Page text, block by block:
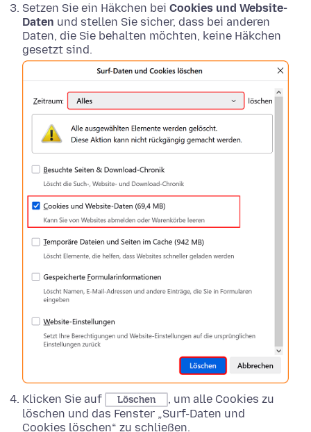
Setzen Sie ein Häkchen bei Cookies und Website-
Daten und stellen Sie sicher, dass bei anderen
Daten, die Sie behalten möchten, keine Häkchen
gesetzt sind.
Klicken Sie auf Löschen
, um alle Cookies zu
löschen und das Fenster „Surf-Daten und
Cookies löschen“ zu schließen.